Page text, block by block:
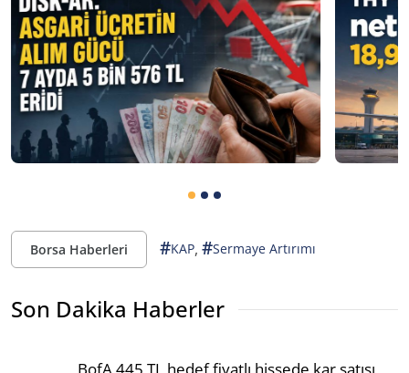
Borsa Haberleri #KAP, #Sermaye Artırımı
Son Dakika Haberler